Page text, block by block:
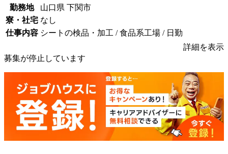
勤務地
山口県 下関市
寮・社宅 なし
仕事内容 シートの検品・加工 / 食品系工場 / 日勤
詳細を表示
募集が停止しています